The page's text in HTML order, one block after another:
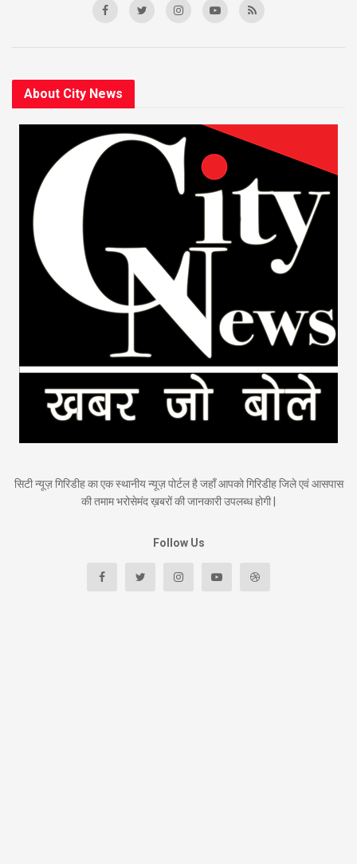
About City News
सिटी न्यूज़ गिरिडीह का एक स्थानीय न्यूज़ पोर्टल है जहाँ आपको गिरिडीह जिले एवं आसपास
की तमाम भरोसेमंद ख़बरों की जानकारी उपलब्ध होगी |
Follow Us